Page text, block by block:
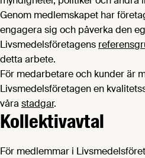
Genom medlemskapet har
engagera sig och påverka den
Livsmedelsföretagens
detta arbete.
För medarbetare och kunder är
Livsmedelsföretagen en
våra stadgar.
Kollektivavtal
För medlemmar i